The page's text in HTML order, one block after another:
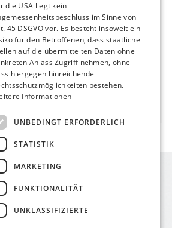
unsere brandneue, aktualisierte
in der Sie Einblicke von
erhalten.
die USA liegt kein
im Sinne von
45 DSGVO vor. Es besteht insoweit ein
für den Betroffenen, dass staatliche
auf die übermittelten Daten ohne
Anlass Zugriff nehmen, ohne
hiergegen hinreichende
bestehen.
Informationen
UNBEDINGT ERFORDERLICH
STATISTIK
MARKETING
FUNKTIONALITÄT
UNKLASSIFIZIERTE